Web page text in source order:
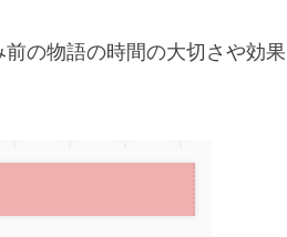
の物語の時間の大切さや効果